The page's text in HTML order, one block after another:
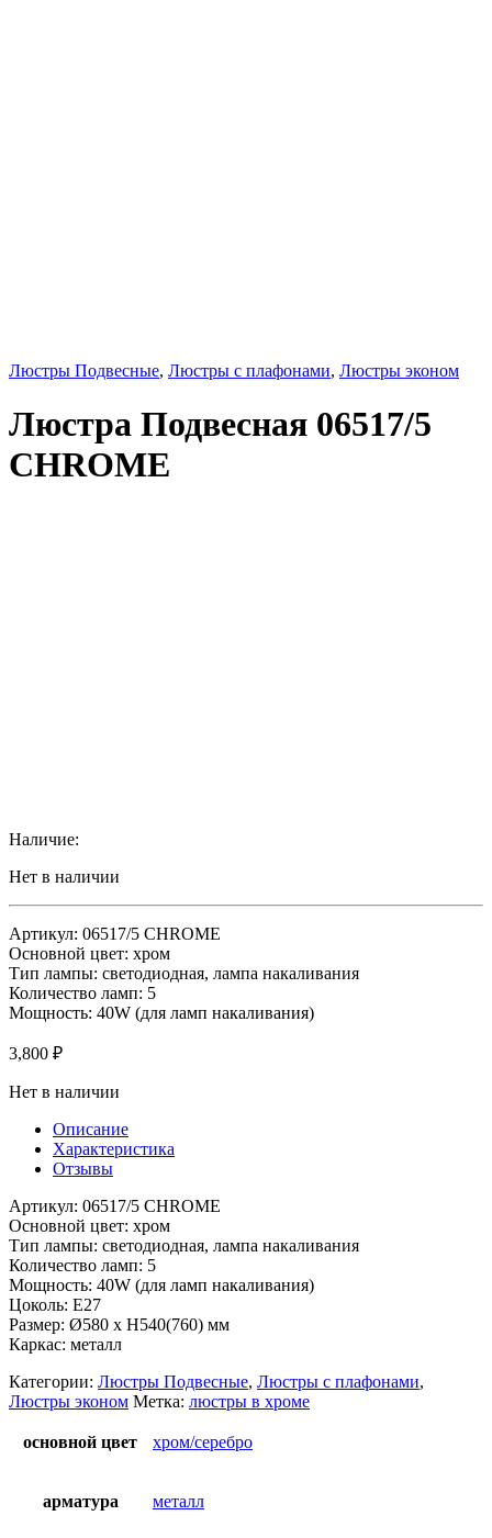
Люстры Подвесные, Люстры с плафонами, Люстры эконом
Люстра Подвесная 06517/5
CHROME
Наличие:
Нет в наличии
Артикул: 06517/5 CHROME
Основной цвет: хром
Тип лампы: светодиодная, лампа накаливания
Количество ламп: 5
Мощность: 40W (для ламп накаливания)
3,800 ₽
Нет в наличии
Описание
Характеристика
Отзывы
Артикул: 06517/5 CHROME
Основной цвет: хром
Тип лампы: светодиодная, лампа накаливания
Количество ламп: 5
Мощность: 40W (для ламп накаливания)
Цоколь: E27
Размер: Ø580 x H540(760) мм
Каркас: металл
Категории: Люстры Подвесные, Люстры с плафонами,
Люстры эконом Метка: люстры в хроме
основной цвет хром/серебро
арматура металл